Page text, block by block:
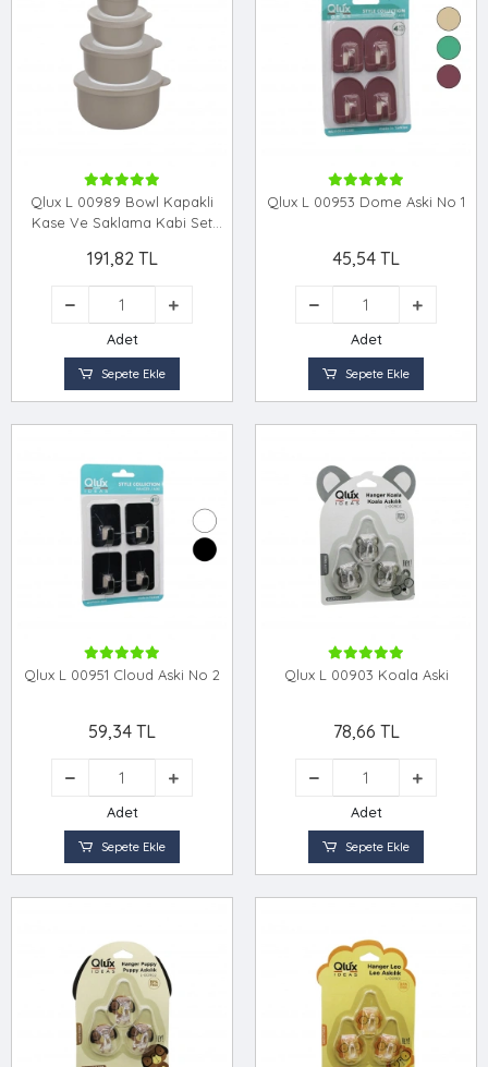
Qlux L 00989 Bowl Kapakli
Kase Ve Saklama Kabi Set
191,82 TL
Adet
Sepete Ekle
Qlux L 00953 Dome Aski No 1
45,54 TL
Adet
Sepete Ekle
Qlux L 00951 Cloud Aski No 2
59,34 TL
Adet
Sepete Ekle
Qlux L 00903 Koala Aski
78,66 TL
Adet
Sepete Ekle